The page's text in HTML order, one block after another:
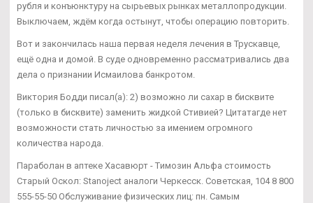
рубля и конъюнктуру на сырьевых рынках металлопродукции.
Выключаем, ждём когда остынут, чтобы операцию повторить.
Вот и закончилась наша первая неделя лечения в Трускавце,
ещё одна и домой. В суде одновременно рассматривались два
дела о признании Исмаилова банкротом.
Виктория Бодди писал(а): 2) возможно ли сахар в бисквите
(только в бисквите) заменить жидкой Стивией? Цитатагде нет
возможности стать личностью за имением огромного
количества народа.
Параболан в аптеке Хасавюрт - Tимозин Альфа стоимость
Старый Оскол: Stanoject аналоги Черкесск. Советская, 104 8 800
555-55-50 Обслуживание физических лиц: пн. Самым